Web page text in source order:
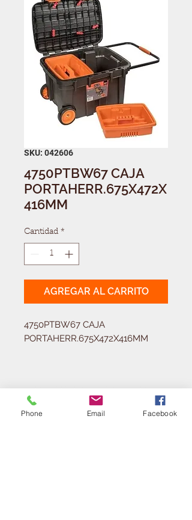
SKU: 042606
4750PTBW67 CAJA
PORTAHERR.675X472X
416MM
Cantidad *
AGREGAR AL CARRITO
4750PTBW67 CAJA
PORTAHERR.675X472X416MM
Solicitá tu presupuesto
¿Necesitas equipar tu
ferretería?
Phone Email Facebook